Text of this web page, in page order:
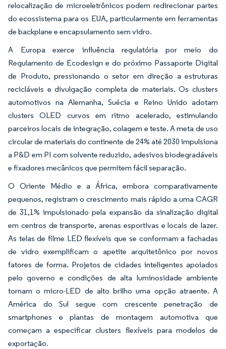
relocalização de microeletrônicos podem redirecionar partes
do ecossistema para os EUA, particularmente em ferramentas
de backplane e encapsulamento sem vidro.
A Europa exerce influência regulatória por meio do
Regulamento de Ecodesign e do próximo Passaporte Digital
de Produto, pressionando o setor em direção a estruturas
recicláveis e divulgação completa de materiais. Os clusters
automotivos na Alemanha, Suécia e Reino Unido adotam
clusters OLED curvos em ritmo acelerado, estimulando
parceiros locais de integração, colagem e teste. A meta de uso
circular de materiais do continente de 24% até 2030 impulsiona
a P&D em PI com solvente reduzido, adesivos biodegradáveis
e fixadores mecânicos que permitem fácil separação.
O Oriente Médio e a África, embora comparativamente
pequenos, registram o crescimento mais rápido a uma CAGR
de 31,1% impulsionado pela expansão da sinalização digital
em centros de transporte, arenas esportivas e locais de lazer.
As telas de filme LED flexíveis que se conformam a fachadas
de vidro exemplificam o apetite arquitetônico por novos
fatores de forma. Projetos de cidades inteligentes apoiados
pelo governo e condições de alta luminosidade ambiente
tornam o micro-LED de alto brilho uma opção atraente. A
América do Sul segue com crescente penetração de
smartphones e plantas de montagem automotiva que
começam a especificar clusters flexíveis para modelos de
exportação.